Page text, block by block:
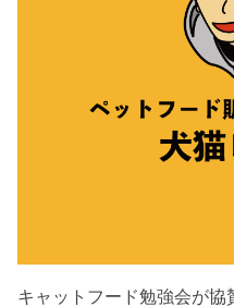
キャットフード勉強会が